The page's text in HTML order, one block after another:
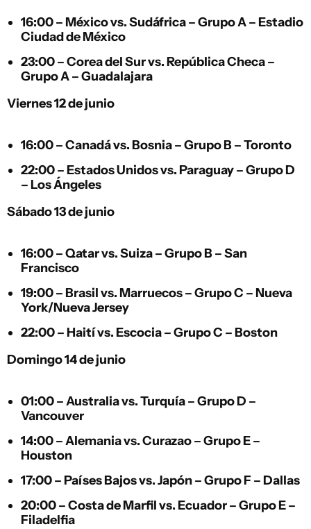
16:00 – Méxicovs.Sudáfrica– Grupo A – Estadio
Ciudad de México
23:00 –Corea del Survs.República Checa–
Grupo A – Guadalajara
Viernes 12 de junio
16:00 –Canadávs. Bosnia– Grupo B – Toronto
22:00 – Estados Unidosvs. Paraguay– Grupo D
– Los Ángeles
Sábado 13 de junio
16:00 –Qatarvs.Suiza– Grupo B – San
Francisco
19:00 – Brasilvs. Marruecos– Grupo C – Nueva
York/Nueva Jersey
22:00 – Haitívs. Escocia– Grupo C – Boston
Domingo 14 de junio
01:00 –Australiavs.Turquía– Grupo D –
Vancouver
14:00 –Alemaniavs.Curazao– Grupo E –
Houston
17:00 – Países Bajosvs.Japón– Grupo F – Dallas
20:00 –Costa de Marfilvs. Ecuador– Grupo E –
Filadelfia